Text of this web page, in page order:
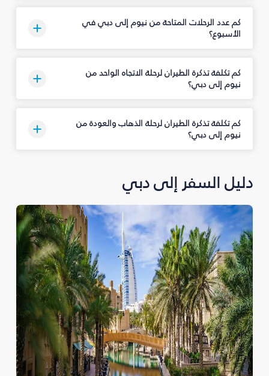
كم عدد الرحلات المتاحة من نيوم إلى دبي في
الأسبوع؟
كم تكلفة تذكرة الطيران لرحلة الاتجاه الواحد من
نيوم إلى دبي؟
كم تكلفة تذكرة الطيران لرحلة الذهاب والعودة من
نيوم إلى دبي؟
دليل السفر إلى دبي